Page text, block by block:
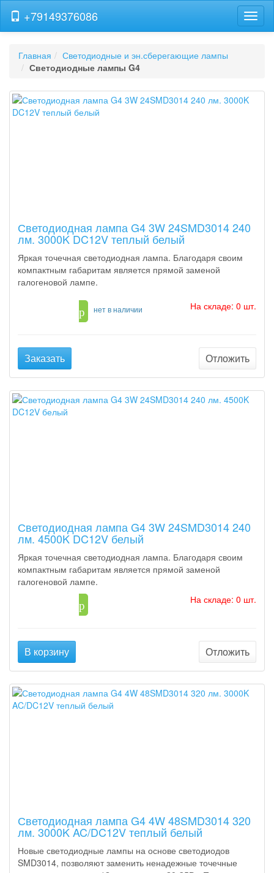
+79149376086
Главная
Светодиодные и эн.сберегающие лампы
Светодиодные лампы G4
Светодиодная лампа G4 3W 24SMD3014 240
лм. 3000K DC12V теплый белый
Яркая точечная светодиодная лампа. Благодаря своим
компактным габаритам является прямой заменой
галогеновой лампе.
p нет в наличии На складе: 0 шт.
Заказать Отложить
Светодиодная лампа G4 3W 24SMD3014 240
лм. 4500K DC12V белый
Яркая точечная светодиодная лампа. Благодаря своим
компактным габаритам является прямой заменой
галогеновой лампе.
p На складе: 0 шт.
В корзину Отложить
Светодиодная лампа G4 4W 48SMD3014 320
лм. 3000K AC/DC12V теплый белый
Новые светодиодные лампы на основе светодиодов
SMD3014, позволяют заменить ненадежные точечные